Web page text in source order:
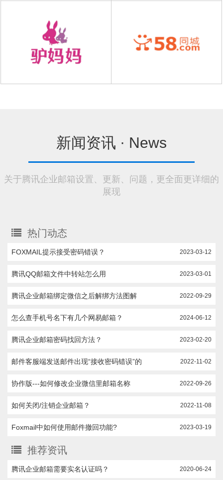
新闻资讯 · News
关于腾讯企业邮箱设置、更新、问题，更全面更详细的
展现
热门动态
FOXMAIL提示接受密码错误？ 2023-03-12
腾讯QQ邮箱文件中转站怎么用 2023-03-01
腾讯企业邮箱绑定微信之后解绑方法图解 2022-09-29
怎么查手机号名下有几个网易邮箱？ 2024-06-12
腾讯企业邮箱密码找回方法？ 2023-02-20
邮件客服端发送邮件出现“接收密码错误”的 2022-11-02
协作版---如何修改企业微信里邮箱名称 2022-09-26
如何关闭/注销企业邮箱？ 2022-11-08
Foxmail中如何使用邮件撤回功能? 2023-03-19
推荐资讯
腾讯企业邮箱需要实名认证吗？ 2020-06-24